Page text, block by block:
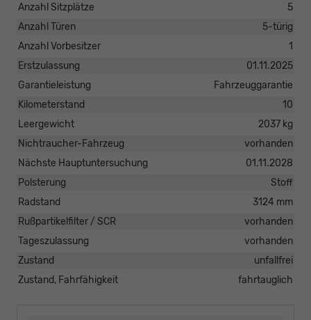
Anzahl Sitzplätze
5
Anzahl Türen
5-türig
Anzahl Vorbesitzer
1
Erstzulassung
01.11.2025
Garantieleistung
Fahrzeuggarantie
Kilometerstand
10
Leergewicht
2037 kg
Nichtraucher-Fahrzeug
vorhanden
Nächste Hauptuntersuchung
01.11.2028
Polsterung
Stoff
Radstand
3124 mm
Rußpartikelfilter / SCR
vorhanden
Tageszulassung
vorhanden
Zustand
unfallfrei
Zustand, Fahrfähigkeit
fahrtauglich